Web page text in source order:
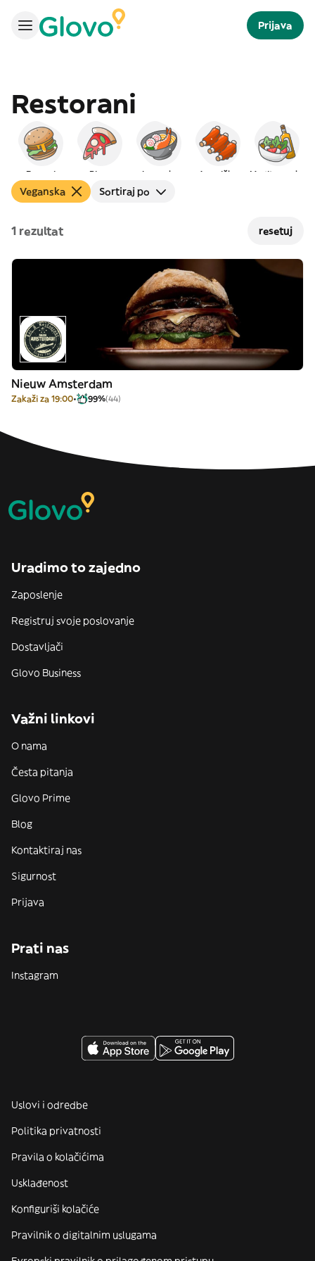
Prijava
Restorani
Burgeri Pizza Japanska Američka Mediteranska
Veganska Sortiraj po
1 rezultat resetuj
Nieuw Amsterdam
Zakaži za 19:00 99%(44)
Uradimo to zajedno
Zaposlenje
Registruj svoje poslovanje
Dostavljači
Glovo Business
Važni linkovi
O nama
Česta pitanja
Glovo Prime
Blog
Kontaktiraj nas
Sigurnost
Prijava
Prati nas
Instagram
Uslovi i odredbe
Politika privatnosti
Pravila o kolačićima
Usklađenost
Konfiguriši kolačiće
Pravilnik o digitalnim uslugama